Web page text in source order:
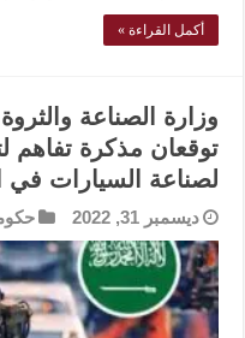
أكمل القراءة »
وزارة الصناعة
توقعان مذكرة تفاهم
لصناعة السيارات في
ديسمبر 31, 2022